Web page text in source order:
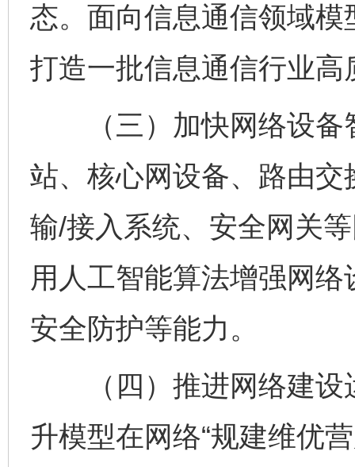
态。面向信息通信领域
打造一批信息通信行业高
（三）加快网络设备
站、核心网设备、路由
输/接入系统、安全网关
用人工智能算法增强网
安全防护等能力。
（四）推进网络建设
升模型在网络“规建维优